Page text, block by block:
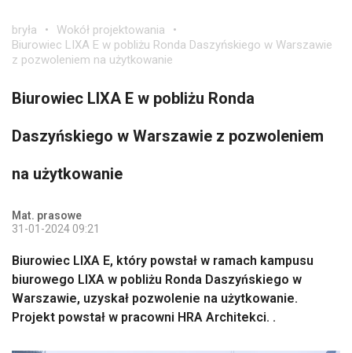
bryła
Wokół projektowania
Biurowiec LIXA E w pobliżu Ronda Daszyńskiego w Warszawie
z pozwoleniem na użytkowanie
Biurowiec LIXA E w pobliżu Ronda
Daszyńskiego w Warszawie z pozwoleniem
na użytkowanie
Mat. prasowe
31-01-2024 09:21
Biurowiec LIXA E, który powstał w ramach kampusu
biurowego LIXA w pobliżu Ronda Daszyńskiego w
Warszawie, uzyskał pozwolenie na użytkowanie.
Projekt powstał w pracowni HRA Architekci. .